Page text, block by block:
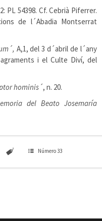
PL 54398. Cf. Cebrià Piferrer.
de l´Abadia Montserrat
A,1, del 3 d´abril de l´any
i el Culte Diví, del
hominis´, n. 20.
del Beato Josemaría
Número 33